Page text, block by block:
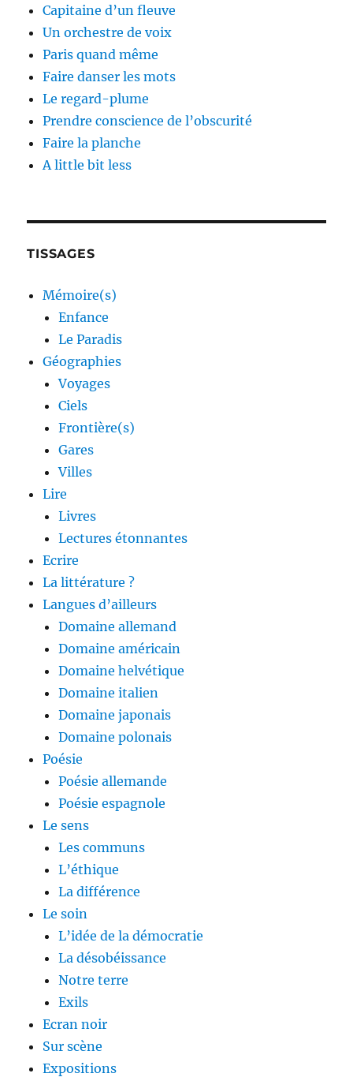
Capitaine d’un fleuve
Un orchestre de voix
Paris quand même
Faire danser les mots
Le regard-plume
Prendre conscience de l’obscurité
Faire la planche
A little bit less
TISSAGES
Mémoire(s)
Enfance
Le Paradis
Géographies
Voyages
Ciels
Frontière(s)
Gares
Villes
Lire
Livres
Lectures étonnantes
Ecrire
La littérature ?
Langues d’ailleurs
Domaine allemand
Domaine américain
Domaine helvétique
Domaine italien
Domaine japonais
Domaine polonais
Poésie
Poésie allemande
Poésie espagnole
Le sens
Les communs
L’éthique
La différence
Le soin
L’idée de la démocratie
La désobéissance
Notre terre
Exils
Ecran noir
Sur scène
Expositions